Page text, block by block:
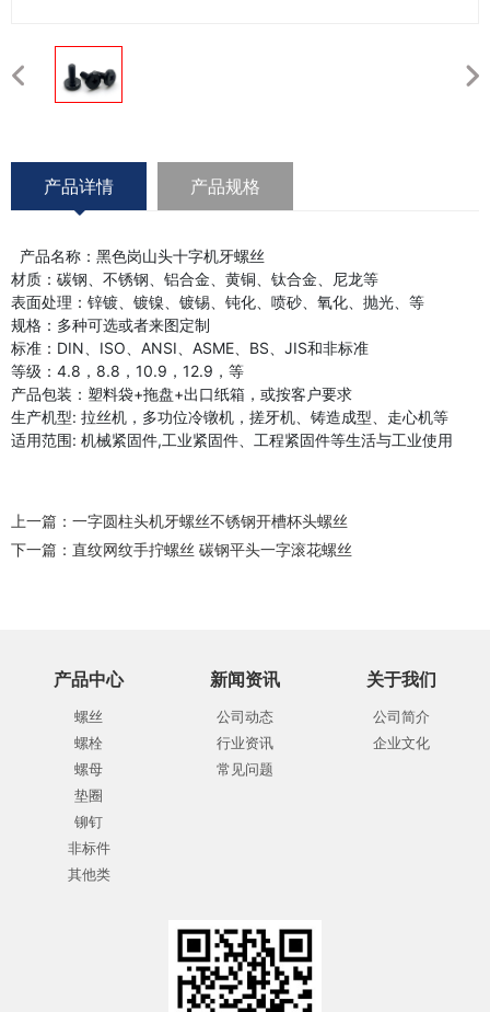
产品详情 产品规格
产品名称：黑色岗山头十字机牙螺丝
材质：碳钢、不锈钢、铝合金、黄铜、钛合金、尼龙等
表面处理：锌镀、镀镍、镀锡、钝化、喷砂、氧化、抛光、等
规格：多种可选或者来图定制
标准：DIN、ISO、ANSI、ASME、BS、JIS和非标准
等级：4.8，8.8，10.9，12.9，等
产品包装：塑料袋+拖盘+出口纸箱，或按客户要求
生产机型: 拉丝机，多功位冷镦机，搓牙机、铸造成型、走心机等
适用范围: 机械紧固件,工业紧固件、工程紧固件等生活与工业使用
上一篇： 一字圆柱头机牙螺丝不锈钢开槽杯头螺丝
下一篇： 直纹网纹手拧螺丝 碳钢平头一字滚花螺丝
产品中心
螺丝
螺栓
螺母
垫圈
铆钉
非标件
其他类
新闻资讯
公司动态
行业资讯
常见问题
关于我们
公司简介
企业文化